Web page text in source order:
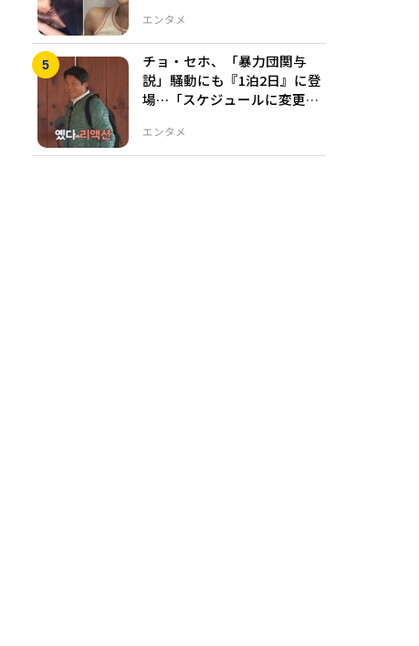
エンタメ
エンタメ
チョ・セホ、「暴力団関与
説」騒動にも『1泊2日』に登
場…「スケジュールに変更な